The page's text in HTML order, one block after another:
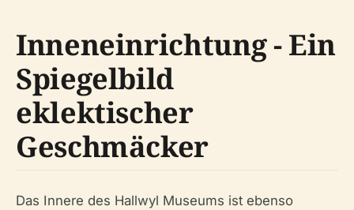
Inneneinrichtung - Ein
Spiegelbild
eklektischer
Geschmäcker
Das Innere des Hallwyl Museums ist ebenso